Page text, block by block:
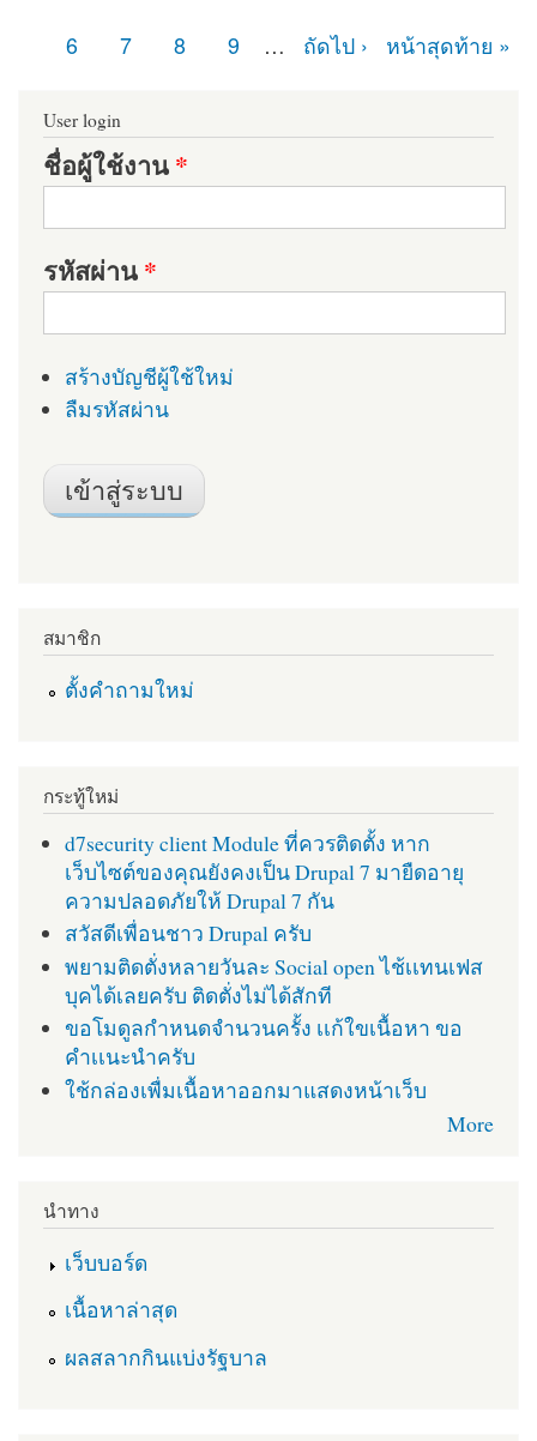
6
7 8 9 … ถัดไป › หน้าสุดท้าย »
User login
ชื่อผู้ใช้งาน*
รหัสผ่าน*
สร้างบัญชีผู้ใช้ใหม่
ลืมรหัสผ่าน
สมาชิก
ตั้งคำถามใหม่
กระทู้ใหม่
d7security client Module ที่ควรติดตั้ง หาก
เว็บไซต์ของคุณยังคงเป็น Drupal 7 มายืดอายุ
ความปลอดภัยให้ Drupal 7 กัน
สวัสดีเพื่อนชาว Drupal ครับ
พยามติดตั่งหลายวันละ Social open ไช้เเทนเฟส
บุคได้เลยครับ ติดตั่งไม่ได้สักที
ขอโมดูลกำหนดจำนวนครั้ง เเก้ใขเนื้อหา ขอ
คำเเนะนำครับ
ใช้กล่องเพื่มเนื้อหาออกมาแสดงหน้าเว็บ
More
นำทาง
เว็บบอร์ด
เนื้อหาล่าสุด
ผลสลากกินแบ่งรัฐบาล